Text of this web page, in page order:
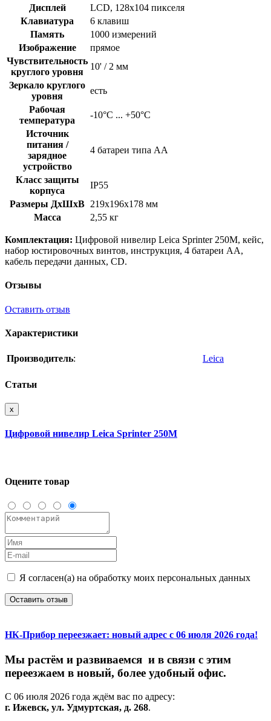
Дисплей
LCD, 128х104 пикселя
Клавиатура
6 клавиш
Память
1000 измерений
Изображение
прямое
Чувствительность
круглого уровня
10' / 2 мм
Зеркало круглого
уровня
есть
Рабочая
температура
-10°C ... +50°C
Источник
питания /
зарядное
устройство
4 батареи типа АА
Класс защиты
корпуса
IP55
Размеры ДхШхВ 219x196x178 мм
Масса
2,55 кг
Комплектация: Цифровой нивелир Leica Sprinter 250M, кейс,
набор юстировочных винтов, инструкция, 4 батареи АА,
кабель передачи данных, CD.
Отзывы
Оставить отзыв
Характеристики
Производитель: Leica
Статьи
x
Цифровой нивелир Leica Sprinter 250M
Оцените товар
Я согласен(а) на обработку моих персональных данных
Оставить отзыв
НК-Прибор переезжает: новый адрес с 06 июля 2026 года!
Мы растём и развиваемся и в связи с этим
переезжаем в новый, более удобный офис.
С 06 июля 2026 года ждём вас по адресу:
г. Ижевск, ул. Удмуртская, д. 268.